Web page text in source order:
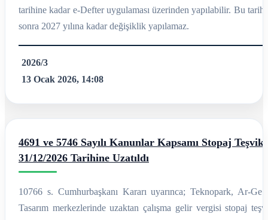
tarihine kadar e-Defter uygulaması üzerinden yapılabilir. Bu
sonra 2027 yılına kadar değişiklik yapılamaz.
2026/3
13 Ocak 2026, 14:08
4691 ve 5746 Sayılı Kanunlar Kapsamı Stopaj Teşviki
31/12/2026 Tarihine Uzatıldı
10766 s. Cumhurbaşkanı Kararı uyarınca; Teknopark, Ar-Ge
Tasarım merkezlerinde uzaktan çalışma gelir vergisi stopaj